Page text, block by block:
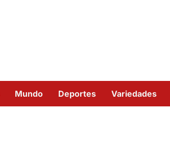
Mundo Deportes Variedades